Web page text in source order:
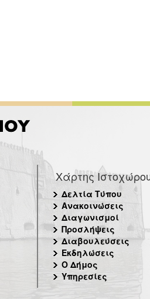
Χάρτης
Δελτία Τύπου
Ανακοινώσεις
Διαγωνισμοί
Προσλήψεις
Διαβουλεύσεις
Εκδηλώσεις
Ο Δήμος
Υπηρεσίες